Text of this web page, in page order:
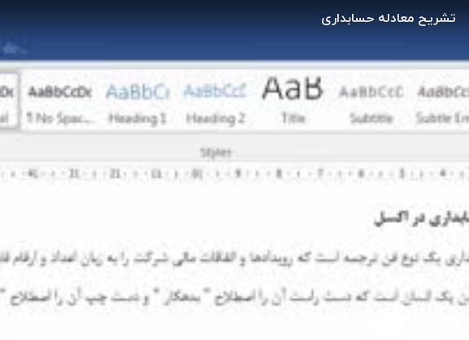
تشریح معادله حسابداری